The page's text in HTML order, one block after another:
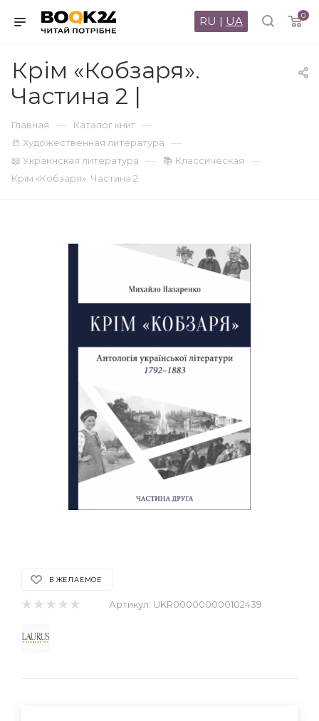
0
RU | UA
Крім «Кобзаря».
Частина 2 |
Главная — Каталог книг —
📒 Художественная литература —
📖 Украинская литература — 📚 Классическая —
Крім «Кобзаря». Частина 2
В ЖЕЛАЕМОЕ
Артикул: UKR000000000102439